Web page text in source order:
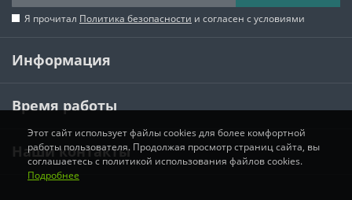
Я прочитал Политика безопасности и согласен с условиями
Информация
Время работы
Наши контакты
Этот сайт использует файлы cookies для более комфортной
работы пользователя. Продолжая просмотр страниц сайта, вы
соглашаетесь с политикой использования файлов cookies.
Подробнее